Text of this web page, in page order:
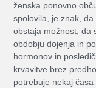
ženska ponovno
spolovila, je znak,
obstaja možnost, da
obdobju dojenja in
hormonov in
krvavitve brez
potrebuje nekaj